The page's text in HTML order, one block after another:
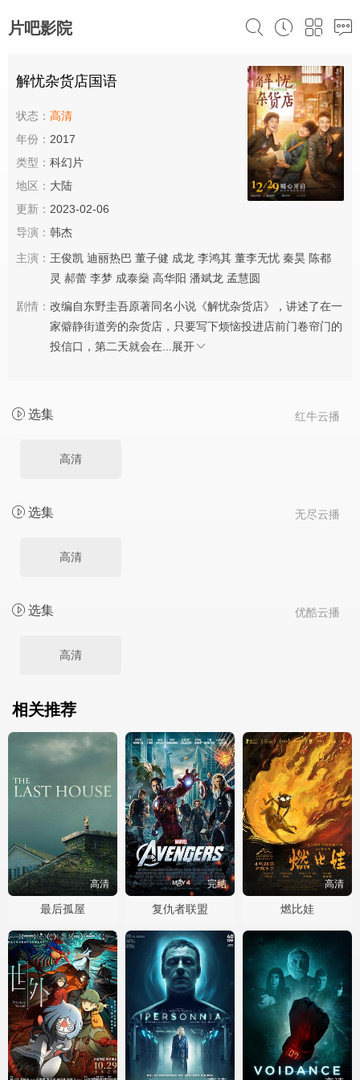
片吧影院
解忧杂货店国语
状态： 高清
年份： 2017
类型： 科幻片
地区： 大陆
更新： 2023-02-06
导演： 韩杰
主演： 王俊凯 迪丽热巴 董子健 成龙 李鸿其 董李无忧 秦昊 陈都
灵 郝蕾 李梦 成泰燊 高华阳 潘斌龙 孟慧圆
剧情： 改编自东野圭吾原著同名小说《解忧杂货店》，讲述了在一
家僻静街道旁的杂货店，只要写下烦恼投进店前门卷帘门的
投信口，第二天就会在...
展开
红牛云播
选集
高清
无尽云播
选集
高清
优酷云播
选集
高清
相关推荐
高清
最后孤屋
完结
复仇者联盟
高清
燃比娃